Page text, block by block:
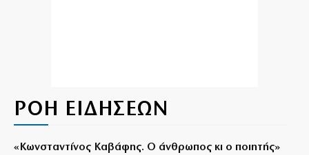
ΡΟΗ ΕΙΔΗΣΕΩΝ
«Κωνσταντίνος Καβάφης. Ο άνθρωπος κι ο ποιητής»